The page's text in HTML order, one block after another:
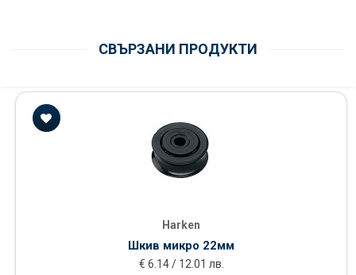
СВЪРЗАНИ ПРОДУКТИ
Harken
Шкив микро 22мм
€ 6.14 / 12.01 лв.